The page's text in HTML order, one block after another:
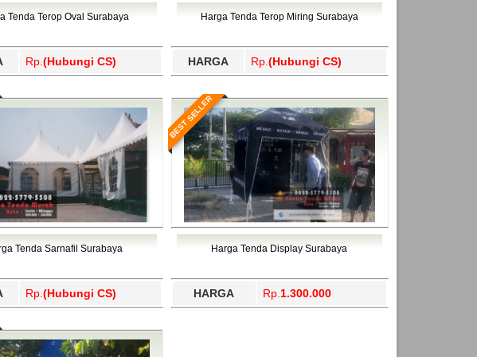
Wonosobo, Yahukimo, Yalimo, Yogyakarta.
Tenda Terop Oval Surabaya
Rp. (Hubungi CS)
Harga Tenda Terop Miring Surabaya
HARGA Rp. (Hubungi CS)
Tenda Sarnafil Surabaya
Rp. (Hubungi CS)
BEST SELLER
Harga Tenda Display Surabaya
HARGA Rp. 1.300.000